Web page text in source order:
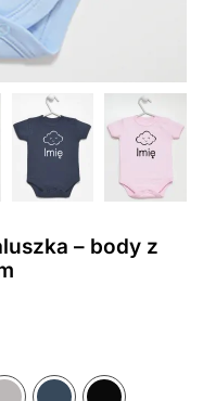
– body z
Różowy
Błękitny MiętowySzary